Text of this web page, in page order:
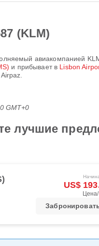
(KLM)
авиакомпанией
и прибывает в Lisbon
GMT+0
лучшие
US$